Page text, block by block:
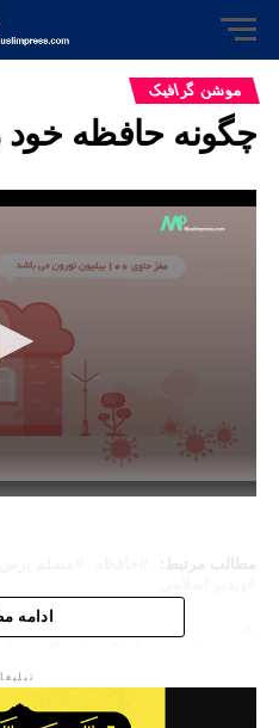
موشن گرافیک
چگونه حافظه خود
مطالب مرتبط:
از دست نده
حقوق همسایه در اسلام +
ادامه